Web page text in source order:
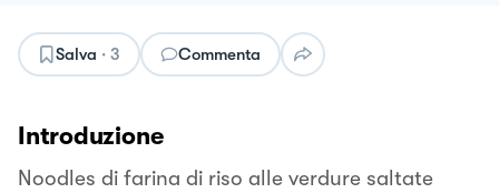
Salva · 3 Commenta
Introduzione
Noodles di farina di riso alle verdure saltate